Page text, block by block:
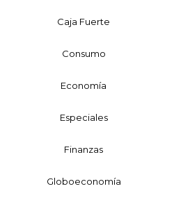
Caja Fuerte
Consumo
Economía
Especiales
Finanzas
Globoeconomía